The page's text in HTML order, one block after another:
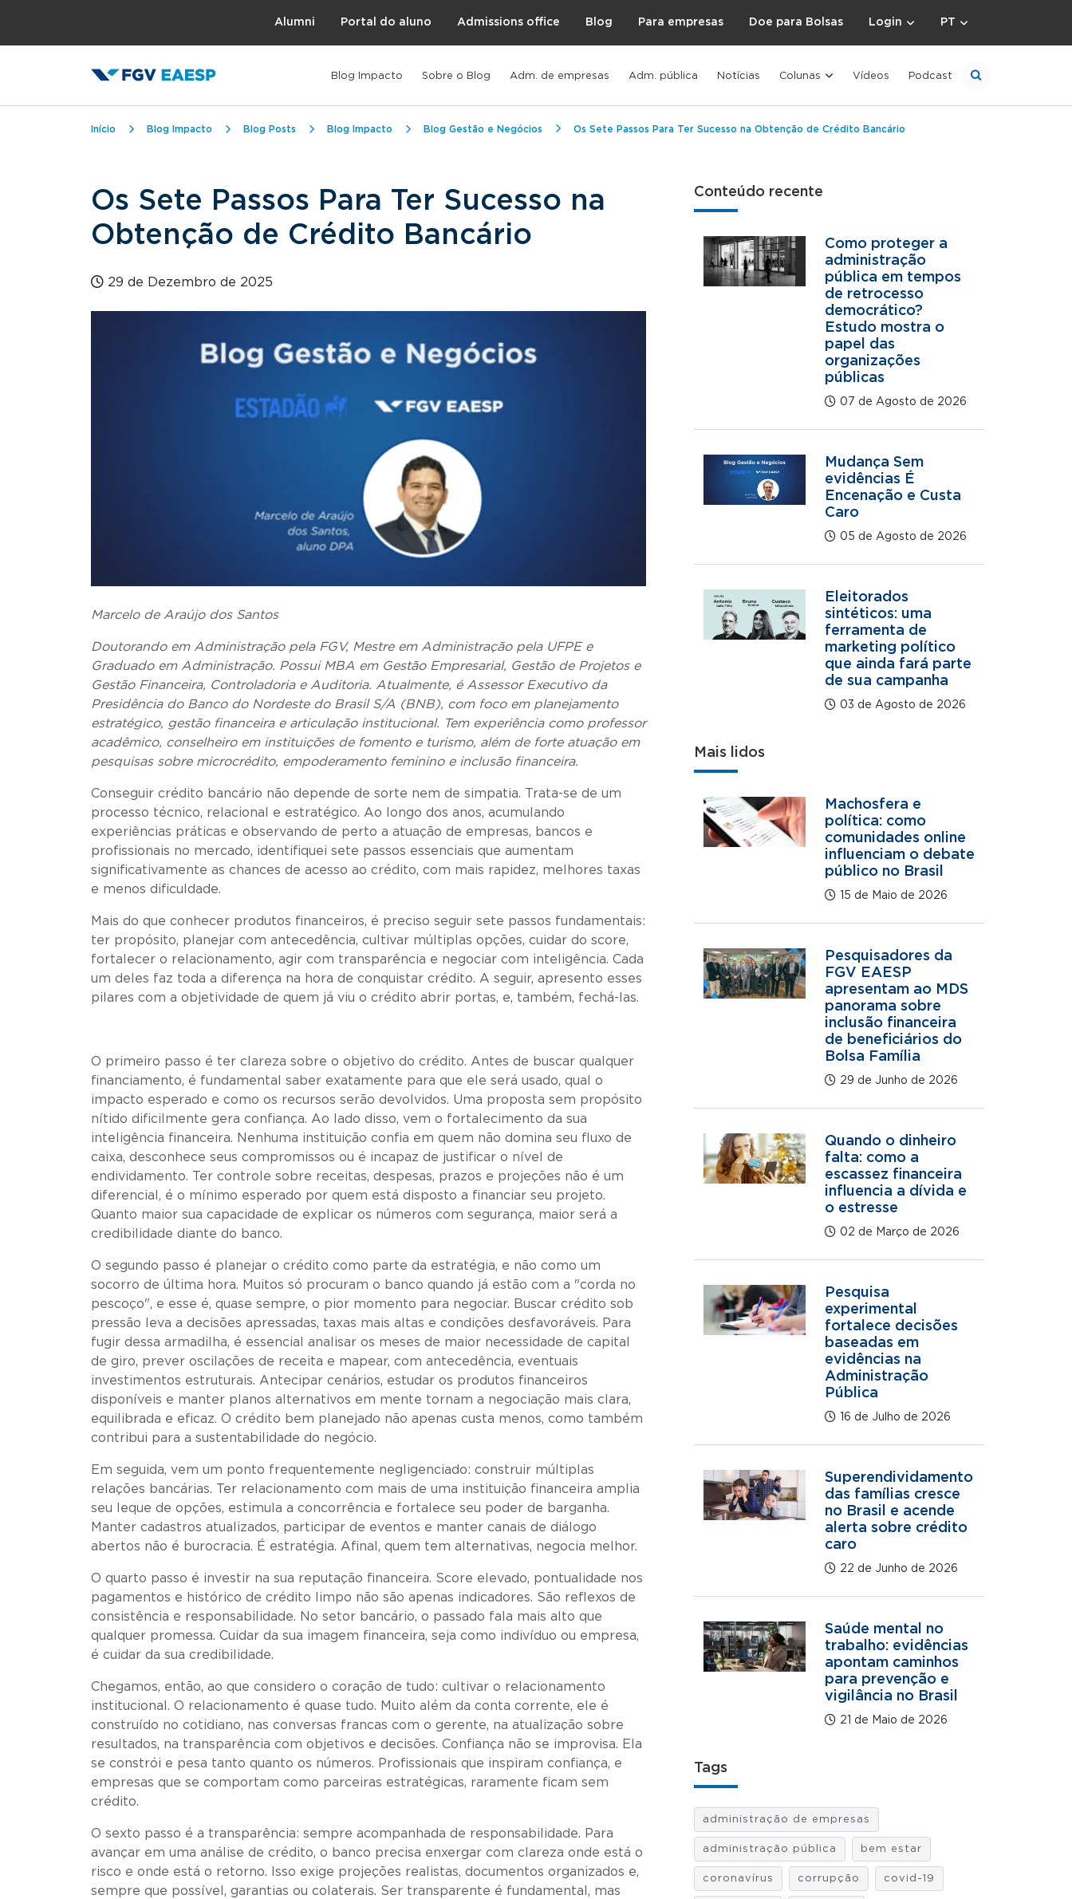
Alumni Portal do aluno Admissions office Blog Para empresas Doe para Bolsas Login PT
Blog Impacto Sobre o Blog Adm. de empresas Adm. pública Notícias Colunas Vídeos Podcast
Trilha de navegação
Início Blog Impacto Blog Posts Blog Impacto Blog Gestão e Negócios Os Sete Passos Para Ter Sucesso na Obtenção de Crédito Bancário
Os Sete Passos Para Ter Sucesso na
Obtenção de Crédito Bancário
29 de Dezembro de 2025
Marcelo de Araújo dos Santos
Doutorando em Administração pela FGV, Mestre em Administração pela UFPE e
Graduado em Administração. Possui MBA em Gestão Empresarial, Gestão de Projetos e
Gestão Financeira, Controladoria e Auditoria. Atualmente, é Assessor Executivo da
Presidência do Banco do Nordeste do Brasil S/A (BNB), com foco em planejamento
estratégico, gestão financeira e articulação institucional. Tem experiência como professor
acadêmico, conselheiro em instituições de fomento e turismo, além de forte atuação em
pesquisas sobre microcrédito, empoderamento feminino e inclusão financeira.
Conseguir crédito bancário não depende de sorte nem de simpatia. Trata-se de um
processo técnico, relacional e estratégico. Ao longo dos anos, acumulando
experiências práticas e observando de perto a atuação de empresas, bancos e
profissionais no mercado, identifiquei sete passos essenciais que aumentam
significativamente as chances de acesso ao crédito, com mais rapidez, melhores taxas
e menos dificuldade.
Mais do que conhecer produtos financeiros, é preciso seguir sete passos fundamentais:
ter propósito, planejar com antecedência, cultivar múltiplas opções, cuidar do score,
fortalecer o relacionamento, agir com transparência e negociar com inteligência. Cada
um deles faz toda a diferença na hora de conquistar crédito. A seguir, apresento esses
pilares com a objetividade de quem já viu o crédito abrir portas, e, também, fechá-las.
O primeiro passo é ter clareza sobre o objetivo do crédito. Antes de buscar qualquer
financiamento, é fundamental saber exatamente para que ele será usado, qual o
impacto esperado e como os recursos serão devolvidos. Uma proposta sem propósito
nítido dificilmente gera confiança. Ao lado disso, vem o fortalecimento da sua
inteligência financeira. Nenhuma instituição confia em quem não domina seu fluxo de
caixa, desconhece seus compromissos ou é incapaz de justificar o nível de
endividamento. Ter controle sobre receitas, despesas, prazos e projeções não é um
diferencial, é o mínimo esperado por quem está disposto a financiar seu projeto.
Quanto maior sua capacidade de explicar os números com segurança, maior será a
credibilidade diante do banco.
O segundo passo é planejar o crédito como parte da estratégia, e não como um
socorro de última hora. Muitos só procuram o banco quando já estão com a "corda no
pescoço", e esse é, quase sempre, o pior momento para negociar. Buscar crédito sob
pressão leva a decisões apressadas, taxas mais altas e condições desfavoráveis. Para
fugir dessa armadilha, é essencial analisar os meses de maior necessidade de capital
de giro, prever oscilações de receita e mapear, com antecedência, eventuais
investimentos estruturais. Antecipar cenários, estudar os produtos financeiros
disponíveis e manter planos alternativos em mente tornam a negociação mais clara,
equilibrada e eficaz. O crédito bem planejado não apenas custa menos, como também
contribui para a sustentabilidade do negócio.
Em seguida, vem um ponto frequentemente negligenciado: construir múltiplas
relações bancárias. Ter relacionamento com mais de uma instituição financeira amplia
seu leque de opções, estimula a concorrência e fortalece seu poder de barganha.
Manter cadastros atualizados, participar de eventos e manter canais de diálogo
abertos não é burocracia. É estratégia. Afinal, quem tem alternativas, negocia melhor.
O quarto passo é investir na sua reputação financeira. Score elevado, pontualidade nos
pagamentos e histórico de crédito limpo não são apenas indicadores. São reflexos de
consistência e responsabilidade. No setor bancário, o passado fala mais alto que
qualquer promessa. Cuidar da sua imagem financeira, seja como indivíduo ou empresa,
é cuidar da sua credibilidade.
Chegamos, então, ao que considero o coração de tudo: cultivar o relacionamento
institucional. O relacionamento é quase tudo. Muito além da conta corrente, ele é
construído no cotidiano, nas conversas francas com o gerente, na atualização sobre
resultados, na transparência com objetivos e decisões. Confiança não se improvisa. Ela
se constrói e pesa tanto quanto os números. Profissionais que inspiram confiança, e
empresas que se comportam como parceiras estratégicas, raramente ficam sem
crédito.
O sexto passo é a transparência: sempre acompanhada de responsabilidade. Para
avançar em uma análise de crédito, o banco precisa enxergar com clareza onde está o
risco e onde está o retorno. Isso exige projeções realistas, documentos organizados e,
sempre que possível, garantias ou colaterais. Ser transparente é fundamental, mas
Conteúdo recente
Como proteger a
administração
pública em tempos
de retrocesso
democrático?
Estudo mostra o
papel das
organizações
públicas
07 de Agosto de 2026
Mudança Sem
evidências É
Encenação e Custa
Caro
05 de Agosto de 2026
Eleitorados
sintéticos: uma
ferramenta de
marketing político
que ainda fará parte
de sua campanha
03 de Agosto de 2026
Mais lidos
Machosfera e
política: como
comunidades online
influenciam o debate
público no Brasil
15 de Maio de 2026
Pesquisadores da
FGV EAESP
apresentam ao MDS
panorama sobre
inclusão financeira
de beneficiários do
Bolsa Família
29 de Junho de 2026
Quando o dinheiro
falta: como a
escassez financeira
influencia a dívida e
o estresse
02 de Março de 2026
Pesquisa
experimental
fortalece decisões
baseadas em
evidências na
Administração
Pública
16 de Julho de 2026
Superendividamento
das famílias cresce
no Brasil e acende
alerta sobre crédito
caro
22 de Junho de 2026
Saúde mental no
trabalho: evidências
apontam caminhos
para prevenção e
vigilância no Brasil
21 de Maio de 2026
Tags
administração de empresas
administração pública bem estar
coronavírus corrupção covid-19